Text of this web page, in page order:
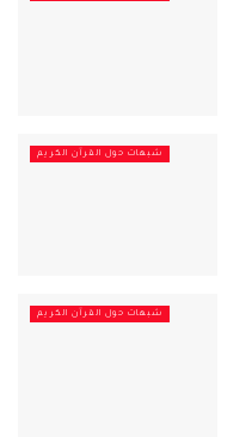
شبهات حول القرآن الكريم
شبهات حول القرآن الكريم